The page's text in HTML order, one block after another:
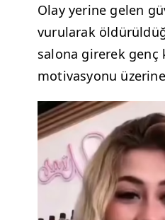
Olay yerine gelen
vurularak
salona girerek genç
motivasyonu